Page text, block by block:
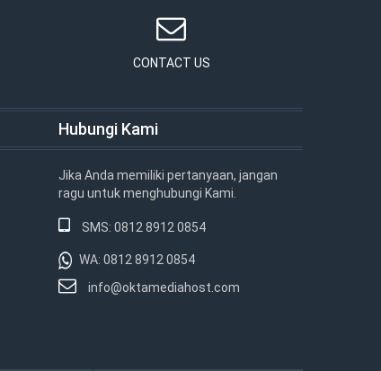
CONTACT US
Hubungi Kami
Jika Anda memiliki pertanyaan, jangan
ragu untuk menghubungi Kami.
SMS: 0812 8912 0854
WA: 0812 8912 0854
info@oktamediahost.com